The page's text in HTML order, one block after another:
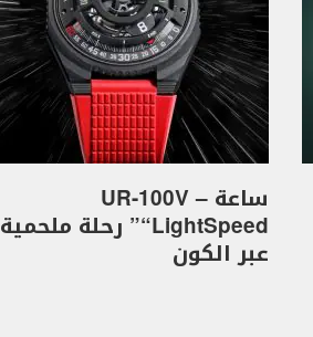
ساعة UR-100V –
“LightSpeed” رحلة ملحمية
عبر الكون